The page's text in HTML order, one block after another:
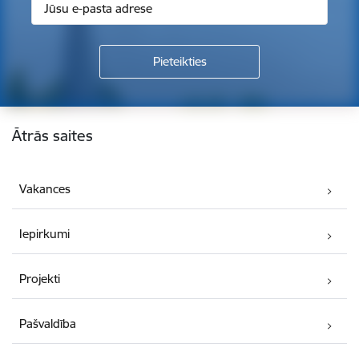
Kājene
Ātrās saites
Vakances
Iepirkumi
Projekti
Pašvaldība